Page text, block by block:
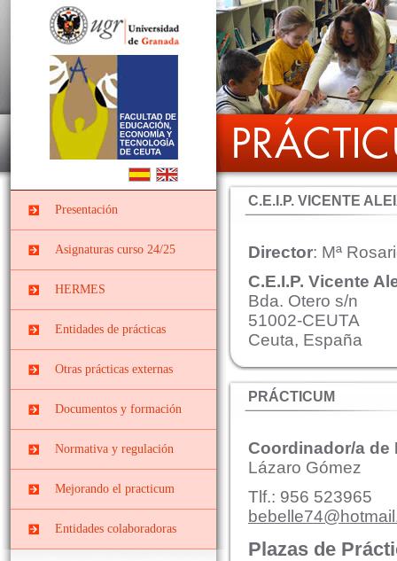
Presentación
Asignaturas curso 24/25
PRÁCTICUM I DEL
GRADO EN
EDUCACIÓN INFANTIL
PII-Grado Ed.Infantil[4º]
PRÁCTICUM I DEL
PRIMARIA
mención]
de Educación Social
HERMES
Entidades de prácticas
Instituciones
socieducativas
Centros docentes
Otras prácticas externas
Prácticas
EXTRACURRICULARES
Prácticas ERASMUS
Documentos y formación
Cursos, congresos y
jornadas
Documentos y Tutoriales
Normativa y regulación
Convenios y Órdenes
Reguladoras
Comisiones
Interna
Planes de prácticas
Mejorando el practicum
Datos y cifras de cursos
anteriores
Entidades colaboradoras
C.E.I.P. VICENTE
Director: Mª
C.E.I.P. Vicente
Bda. Otero s/n
51002-CEUTA
Ceuta, España
PRÁCTICUM
Coordinador/a de
Lázaro Gómez
Tlf.: 956 523965
Plazas de